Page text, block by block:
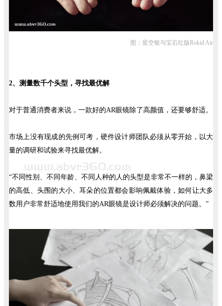
图：星空银与宝石红版Rokid Air
2、测量数千个头型，寻找最优解
对于普通消费者来说，一款好的AR眼镜除了高颜值，还要够舒适。
市场上没有现成的先例可考，硬件设计师团队必须从零开始，以大
量的调研和试验来寻找最优解。
“不同性别、不同年龄、不同人种的人的头型是非常不一样的，鼻梁
的高低、头围的大小、耳朵的位置都会影响佩戴体验，如何让大多
数用户非常舒适地使用我们的AR眼镜是设计师必须解决的问题。”